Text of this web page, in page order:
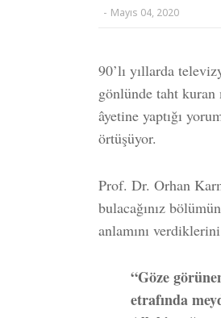
- Mayıs 04, 2020
90’lı yıllarda
gönlünde taht kuran
âyetine yaptığı
örtüşüyor.
Prof. Dr. Orhan
bulacağınız
anlamını
“Göze
etrafında